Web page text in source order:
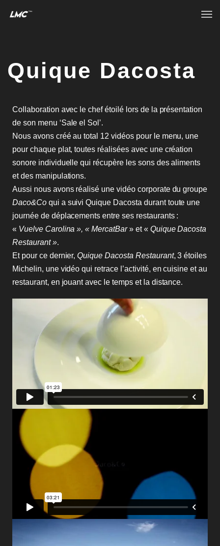
Quique Dacosta
Collaboration avec le chef étoilé lors de la présentation
de son menu ‘Sale el Sol’.
Nous avons créé au total 12 vidéos pour le menu, une
pour chaque plat, toutes réalisées avec une création
sonore individuelle qui récupère les sons des aliments
et des manipulations.
Aussi nous avons réalisé une vidéo corporate du groupe
Daco&Coqui a suivi Quique Dacosta durant toute une
journée de déplacements entre ses restaurants :
« Vuelve Carolina », « MercatBar» et « Quique Dacosta
Restaurant ».
Et pour ce dernier,Quique Dacosta Restaurant, 3 étoiles
Michelin, une vidéo qui retrace l’activité, en cuisine et au
restaurant, en jouant avec le temps et la distance.